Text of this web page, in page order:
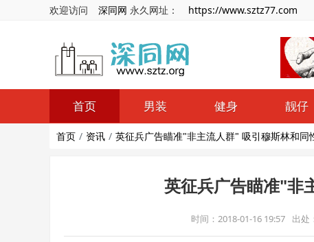
欢迎访问 深同网 永久网址： https://www.sztz77.com
首页 男装 健身 靓仔
首页 资讯 英征兵广告瞄准"非主流人群" 吸引穆斯林和同
英征兵广告瞄准"非
时间：2018-01-16 19:57 出处